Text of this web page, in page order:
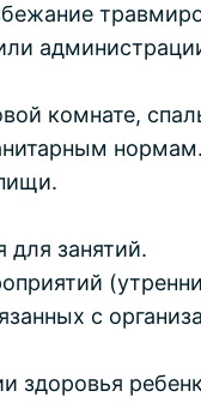
комнате,
нормам.
для занятий.
с